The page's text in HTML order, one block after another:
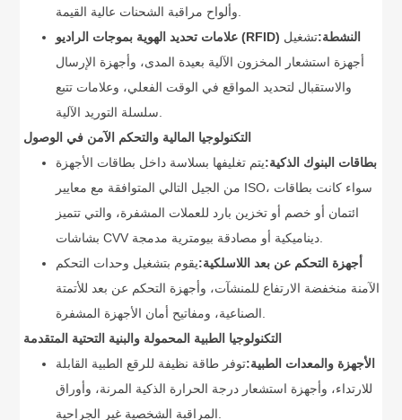
علامات تحديد الهوية بموجات الراديو (RFID) النشطة:تشغيل
أجهزة استشعار المخزون الآلية بعيدة المدى، وأجهزة الإرسال
والاستقبال لتحديد المواقع في الوقت الفعلي، وعلامات تتبع
التكنولوجيا المالية والتحكم الآمن في الوصول
بطاقات البنوك الذكية:يتم تغليفها بسلاسة داخل بطاقات الأجهزة
من الجيل التالي المتوافقة مع معايير ISO، سواء كانت بطاقات
ائتمان أو خصم أو تخزين بارد للعملات المشفرة، والتي تتميز
أجهزة التحكم عن بعد اللاسلكية:يقوم بتشغيل وحدات التحكم
الآمنة منخفضة الارتفاع للمنشآت، وأجهزة التحكم عن بعد للأتمتة
التكنولوجيا الطبية المحمولة والبنية التحتية المتقدمة
الأجهزة والمعدات الطبية:توفر طاقة نظيفة للرقع الطبية القابلة
للارتداء، وأجهزة استشعار درجة الحرارة الذكية المرنة، وأوراق